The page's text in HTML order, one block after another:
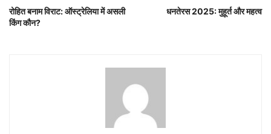
रोहित बनाम विराट: ऑस्ट्रेलिया में असली
किंग कौन?
धनतेरस 2025: मुहूर्त और महत्व